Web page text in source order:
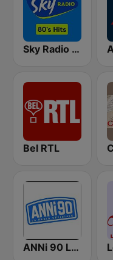
Sky Radio 80's Hits
Bel RTL
ANNi 90 La Radio Ufficiale